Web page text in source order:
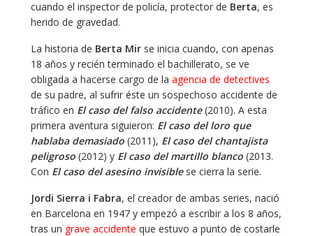
cuando el inspector de policía, protector de Berta, es
herido de gravedad.
La historia de Berta Mirse inicia cuando, con apenas
18 años y recién terminado el bachillerato, se ve
obligada a hacerse cargo de la agencia de detectives
de su padre, al sufrir éste un sospechoso accidente de
tráfico en El caso del falso accidente(2010). A esta
primera aventura siguieron: El caso del loro que
hablaba demasiado(2011), El caso del chantajista
peligroso(2012) y El caso del martillo blanco(2013.
Con El caso del asesino invisiblese cierra la serie.
Jordi Sierra i Fabra, el creador de ambas series, nació
en Barcelona en 1947 y empezó a escribir a los 8 años,
tras un grave accidente que estuvo a punto de costarle